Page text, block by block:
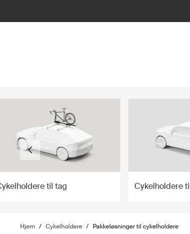
til tag Cykelholdere
Hjem / Cykelholdere / Pakkeløsninger til cykelholdere